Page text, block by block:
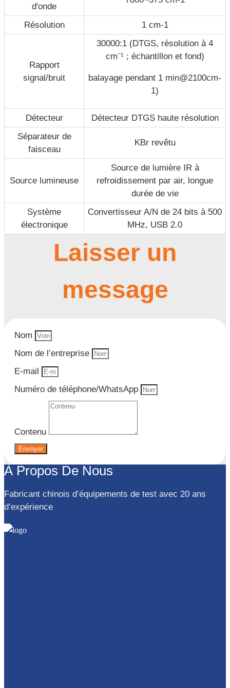
d'onde
Résolution 1 cm-1
Rapport
signal/bruit
30000:1 (DTGS, résolution à 4
cm⁻¹ ; échantillon et fond)
balayage pendant 1 min@2100cm-
1)
Détecteur
Détecteur DTGS haute résolution
Séparateur de
faisceau
KBr revêtu
Source lumineuse
Source de lumière IR à
refroidissement par air, longue
durée de vie
Système
électronique
Convertisseur A/N de 24 bits à 500
MHz, USB 2.0
Laisser un
message
Nom
Nom de l’entreprise
E-mail
Numéro de téléphone/WhatsApp
Contenu
Envoyer
À Propos De Nous
Fabricant chinois d’équipements de test avec 20 ans
d’expérience